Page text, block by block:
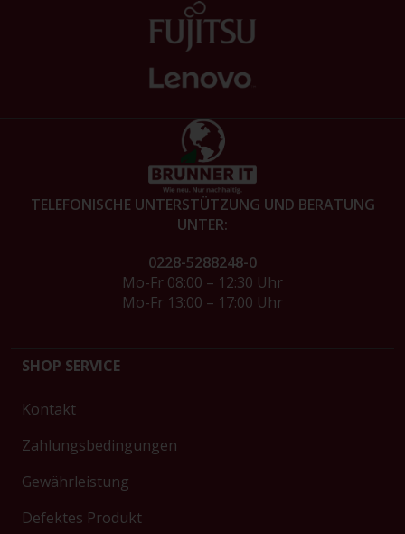
TELEFONISCHE UNTERSTÜTZUNG UND BERATUNG
UNTER:
0228-5288248-0
Mo-Fr 08:00 – 12:30 Uhr
Mo-Fr 13:00 – 17:00 Uhr
SHOP SERVICE
Kontakt
Zahlungsbedingungen
Gewährleistung
Defektes Produkt